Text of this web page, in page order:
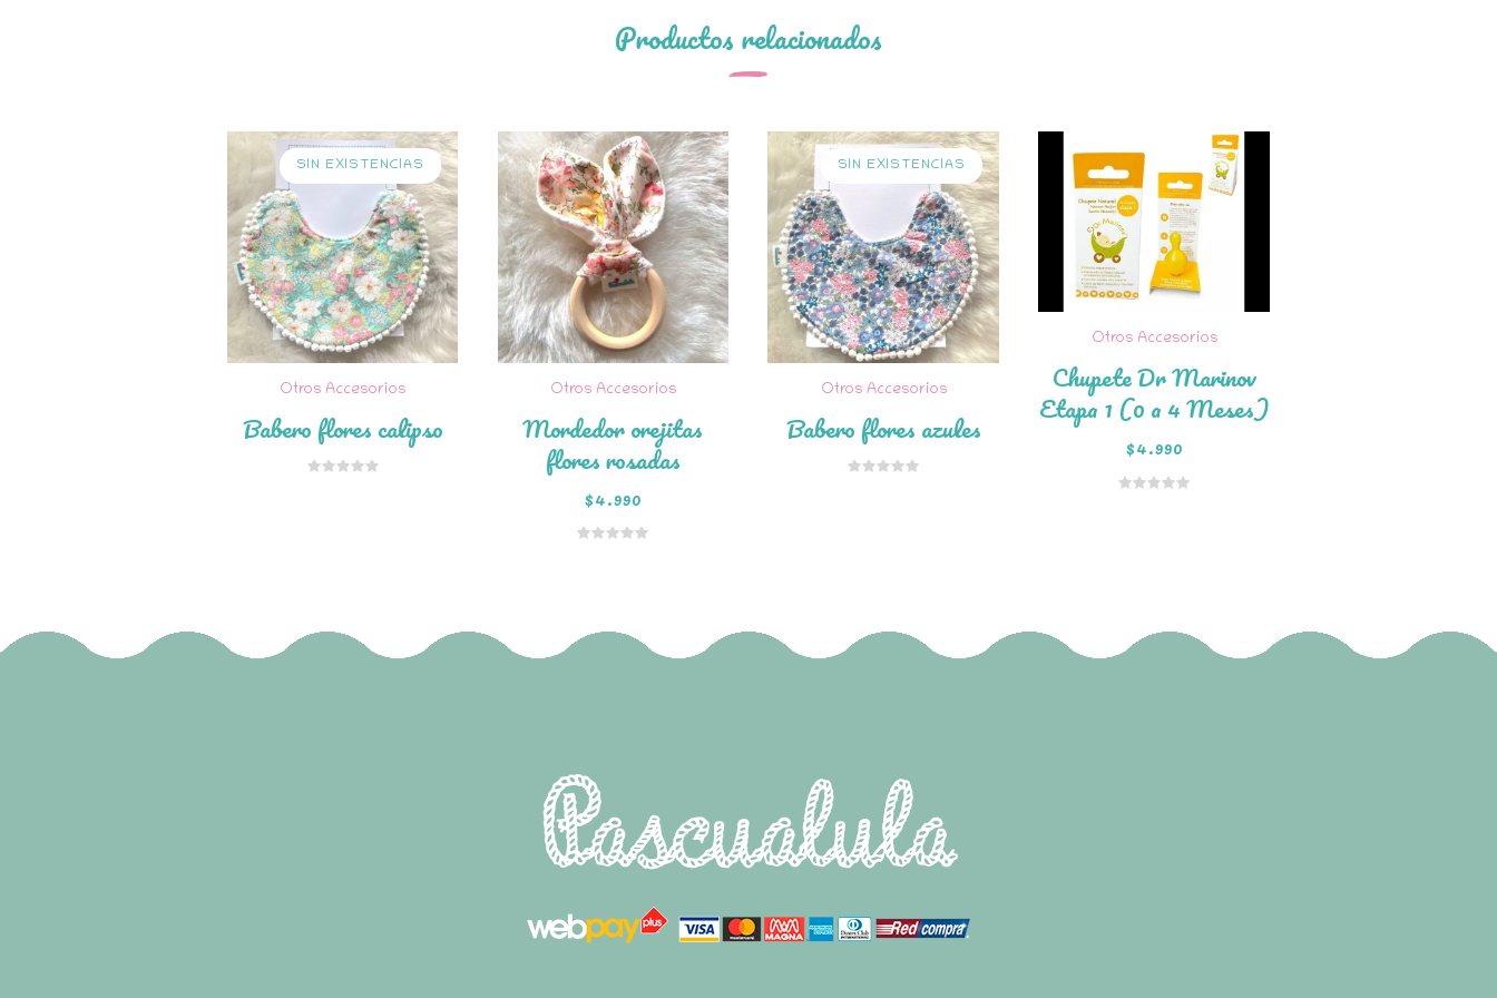
Productos relacionados
SIN EXISTENCIAS
Otros Accesorios
Babero flores calipso
Añadir al
Otros Accesorios
Mordedor orejitas
flores rosadas
$4.990
SIN EXISTENCIAS
Otros Accesorios
Babero flores azules
Añadir al
carrito
Otros Accesorios
Chupete Dr Marinov
Etapa 1 (0 a 4 Meses)
$4.990